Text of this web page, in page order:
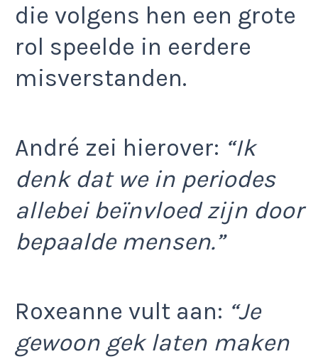
die volgens hen een grote
rol speelde in eerdere
misverstanden.
André zei hierover: “Ik
denk dat we in periodes
allebei beïnvloed zijn door
bepaalde mensen.”
Roxeanne vult aan: “Je
gewoon gek laten maken